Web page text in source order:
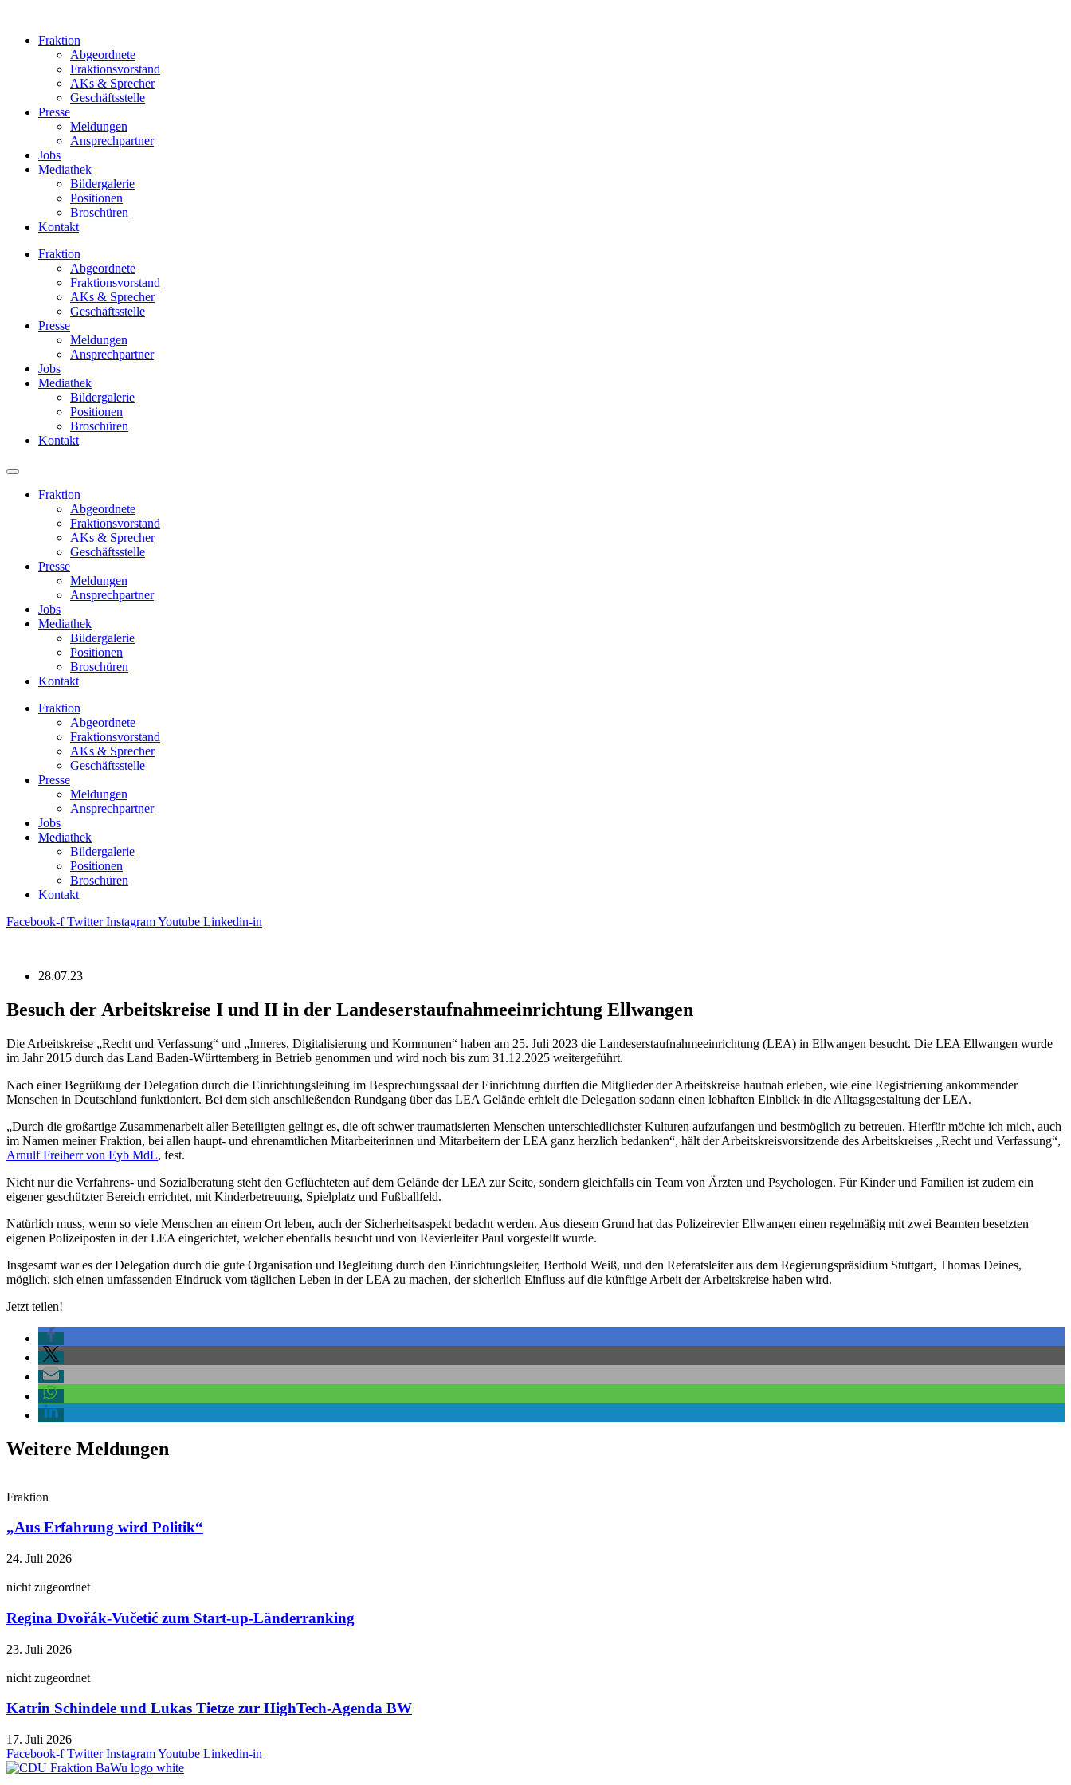
springenFraktion
Abgeordnete
Fraktions­vorstand
AKs & Sprecher
Geschäftsstelle
Presse
Meldungen
Ansprechpartner
Jobs
Mediathek
Bildergalerie
Positionen
Broschüren
Kontakt
Fraktion
Abgeordnete
Fraktions­vorstand
AKs & Sprecher
Geschäftsstelle
Presse
Meldungen
Ansprechpartner
Jobs
Mediathek
Bildergalerie
Positionen
Broschüren
Kontakt
Fraktion
Abgeordnete
Fraktions­vorstand
AKs & Sprecher
Geschäftsstelle
Presse
Meldungen
Ansprechpartner
Jobs
Mediathek
Bildergalerie
Positionen
Broschüren
Kontakt
Fraktion
Abgeordnete
Fraktions­vorstand
AKs & Sprecher
Geschäftsstelle
Presse
Meldungen
Ansprechpartner
Jobs
Mediathek
Bildergalerie
Positionen
Broschüren
Kontakt
Facebook-f Twitter InstagramYoutube Linkedin-in
28.07.23
Besuch der Arbeitskreise I und II in der Landes­erstaufnahme­einrichtung Ellwangen
Die Arbeitskreise „Recht und Verfassung“ und „Inneres, Digitalisierung und Kommunen“ haben am 25. Juli 2023 die Landeserstaufnahmeeinrichtung (LEA) in Ellwangen besucht. Die LEA Ellwangen wurde
im Jahr 2015 durch das Land Baden-Württemberg in Betrieb genommen und wird noch bis zum 31.12.2025 weitergeführt.
Nach einer Begrüßung der Delegation durch die Einrichtungsleitung im Besprechungssaal der Einrichtung durften die Mitglieder der Arbeitskreise hautnah erleben, wie eine Registrierung ankommender
Menschen in Deutschland funktioniert. Bei dem sich anschließenden Rundgang über das LEA Gelände erhielt die Delegation sodann einen lebhaften Einblick in die Alltagsgestaltung der LEA.
„Durch die großartige Zusammenarbeit aller Beteiligten gelingt es, die oft schwer traumatisierten Menschen unterschiedlichster Kulturen aufzufangen und bestmöglich zu betreuen. Hierfür möchte ich mich, auch
im Namen meiner Fraktion, bei allen haupt- und ehrenamtlichen Mitarbeiterinnen und Mitarbeitern der LEA ganz herzlich bedanken“, hält der Arbeitskreisvorsitzende des Arbeitskreises „Recht und Verfassung“,
Arnulf Freiherr von Eyb MdL, fest.
Nicht nur die Verfahrens- und Sozialberatung steht den Geflüchteten auf dem Gelände der LEA zur Seite, sondern gleichfalls ein Team von Ärzten und Psychologen. Für Kinder und Familien ist zudem ein
eigener geschützter Bereich errichtet, mit Kinderbetreuung, Spielplatz und Fußballfeld.
Natürlich muss, wenn so viele Menschen an einem Ort leben, auch der Sicherheitsaspekt bedacht werden. Aus diesem Grund hat das Polizeirevier Ellwangen einen regelmäßig mit zwei Beamten besetzten
eigenen Polizeiposten in der LEA eingerichtet, welcher ebenfalls besucht und von Revierleiter Paul vorgestellt wurde.
Insgesamt war es der Delegation durch die gute Organisation und Begleitung durch den Einrichtungsleiter, Berthold Weiß, und den Referatsleiter aus dem Regierungspräsidium Stuttgart, Thomas Deines,
möglich, sich einen umfassenden Eindruck vom täglichen Leben in der LEA zu machen, der sicherlich Einfluss auf die künftige Arbeit der Arbeitskreise haben wird.
Jetzt teilen!
Weitere Meldungen
Fraktion
„Aus Erfahrung wird Politik“
24. Juli 2026
nicht zugeordnet
Regina Dvořák-Vučetić zum Start-up-Länderranking
23. Juli 2026
nicht zugeordnet
Katrin Schindele und Lukas Tietze zur HighTech-Agenda BW
17. Juli 2026
Facebook-f Twitter InstagramYoutube Linkedin-in